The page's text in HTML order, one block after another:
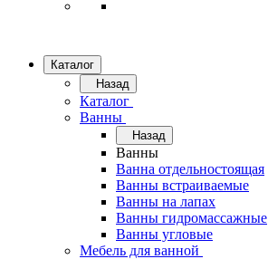
Каталог
Назад
Каталог
Ванны
Назад
Ванны
Ванна отдельностоящая
Ванны встраиваемые
Ванны на лапах
Ванны гидромассажные
Ванны угловые
Мебель для ванной